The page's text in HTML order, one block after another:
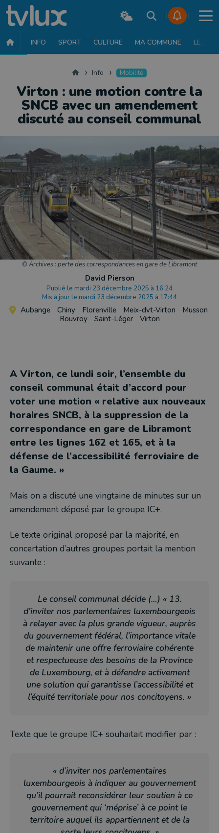
INFO SPORT CULTURE MA COMMUNE LE JT
AccueilInfo Mobilité
Virton : une motion contre la
SNCB avec un amendement
discuté au conseil communal
© Archives : perte des correspondances en gare de Libramont
David Pierson
Publié le mardi 23 décembre 2025 à 16:24
Mis à jour le mardi 23 décembre 2025 à 17:44
Aubange Chiny Florenville Meix-dvt-Virton
Musson
Rouvroy
Saint-Léger Virton
A Virton, ce lundi soir, l’ensemble du
conseil communal était d’accord pour
voter une motion « relative aux nouveaux
horaires SNCB, à la suppression de la
correspondance en gare de Libramont
entre les lignes 162 et 165, et à la
défense de l’accessibilité ferroviaire de
la Gaume. »
Mais on a discuté une vingtaine de minutes sur un
amendement déposé par le groupe IC+.
Le texte original proposé par la majorité, en
concertation d’autres groupes portait la mention
suivante :
Le conseil communal décide (…) « 13.
d’inviter nos parlementaires luxembourgeois
à relayer avec la plus grande vigueur, auprès
du gouvernement fédéral, l’importance vitale
de maintenir une offre ferroviaire cohérente
et respectueuse des besoins de la Province
de Luxembourg, et à défendre activement
une solution qui garantisse l’accessibilité et
l’équité territoriale pour nos concitoyens. »
Texte que le groupe IC+ souhaitait modifier par :
« d’inviter nos parlementaires
luxembourgeois à indiquer au gouvernement
qu’il pourrait reconsidérer leur soutien à ce
gouvernement qui ‘méprise’ à ce point le
territoire auquel ils appartiennent et de la